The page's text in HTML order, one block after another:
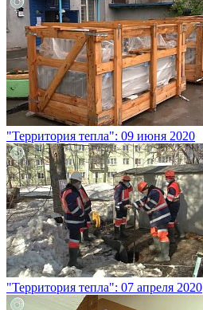
"Территория тепла": 09 июня 2020
"Территория тепла": 07 апреля 2020